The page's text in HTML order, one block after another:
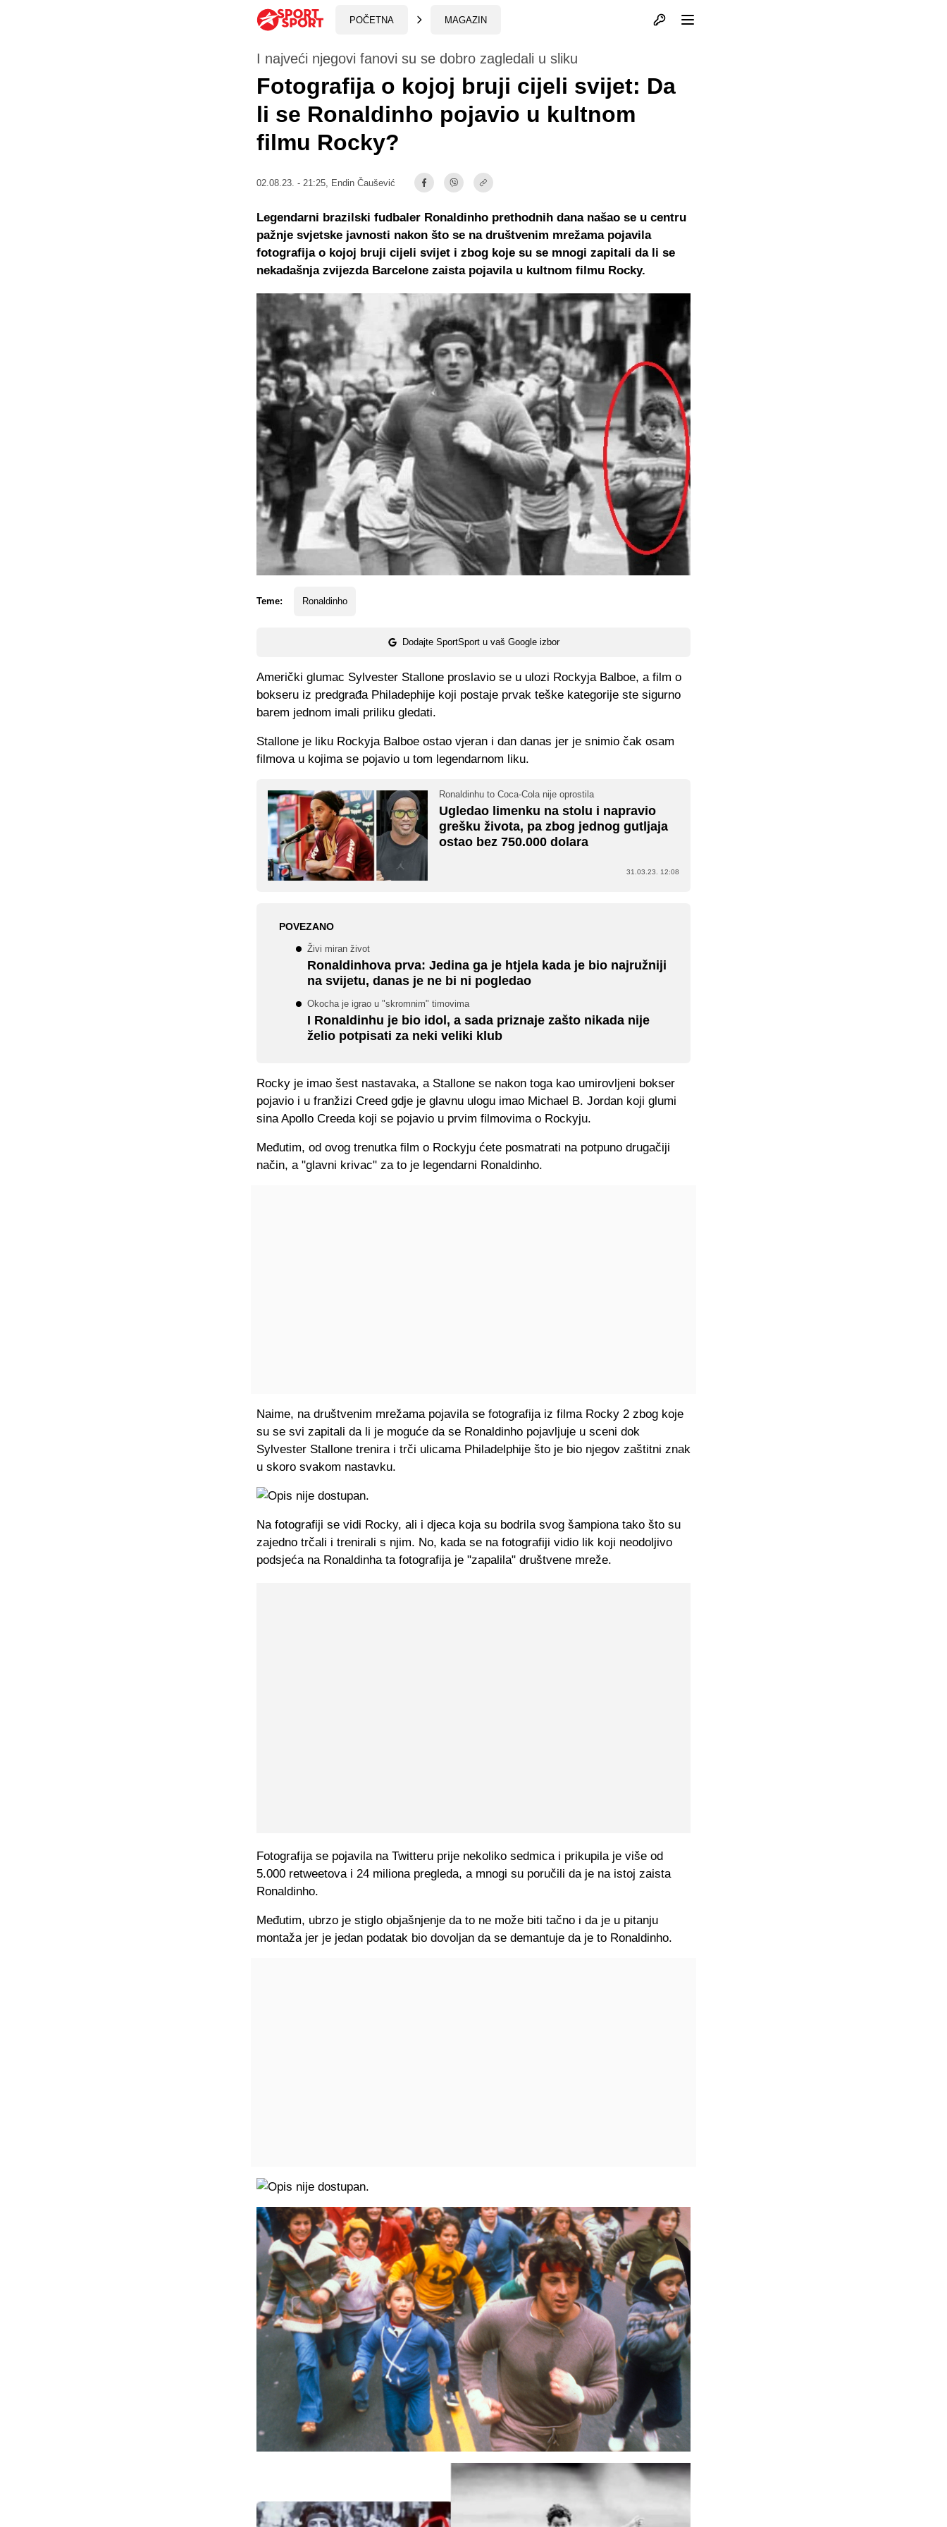
POČETNA MAGAZIN Otvori profil
I najveći njegovi fanovi su se dobro zagledali u sliku
Fotografija o kojoj bruji cijeli svijet: Da
li se Ronaldinho pojavio u kultnom
filmu Rocky?
02.08.23. - 21:25, Endin Čaušević
Teme: Ronaldinho
Dodajte SportSport u vaš Google izbor
Legendarni brazilski fudbaler Ronaldinho prethodnih dana našao se u centru
pažnje svjetske javnosti nakon što se na društvenim mrežama pojavila
fotografija o kojoj bruji cijeli svijet i zbog koje su se mnogi zapitali da li se
nekadašnja zvijezda Barcelone zaista pojavila u kultnom filmu Rocky.
Američki glumac Sylvester Stallone proslavio se u ulozi Rockyja Balboe, a film o
bokseru iz predgrađa Philadephije koji postaje prvak teške kategorije ste sigurno
barem jednom imali priliku gledati.
Stallone je liku Rockyja Balboe ostao vjeran i dan danas jer je snimio čak osam
filmova u kojima se pojavio u tom legendarnom liku.
Ronaldinhu to Coca-Cola nije oprostila
Ugledao limenku na stolu i napravio
grešku života, pa zbog jednog gutljaja
ostao bez 750.000 dolara
31.03.23. 12:08
POVEZANO
Živi miran život
Ronaldinhova prva: Jedina ga je htjela kada je bio najružniji
na svijetu, danas je ne bi ni pogledao
Okocha je igrao u "skromnim" timovima
I Ronaldinhu je bio idol, a sada priznaje zašto nikada nije
želio potpisati za neki veliki klub
Rocky je imao šest nastavaka, a Stallone se nakon toga kao umirovljeni bokser
pojavio i u franžizi Creed gdje je glavnu ulogu imao Michael B. Jordan koji glumi
sina Apollo Creeda koji se pojavio u prvim filmovima o Rockyju.
Međutim, od ovog trenutka film o Rockyju ćete posmatrati na potpuno drugačiji
način, a "glavni krivac" za to je legendarni Ronaldinho.
Naime, na društvenim mrežama pojavila se fotografija iz filma Rocky 2 zbog koje
su se svi zapitali da li je moguće da se Ronaldinho pojavljuje u sceni dok
Sylvester Stallone trenira i trči ulicama Philadelphije što je bio njegov zaštitni znak
u skoro svakom nastavku.
Na fotografiji se vidi Rocky, ali i djeca koja su bodrila svog šampiona tako što su
zajedno trčali i trenirali s njim. No, kada se na fotografiji vidio lik koji neodoljivo
podsjeća na Ronaldinha ta fotografija je "zapalila" društvene mreže.
Fotografija se pojavila na Twitteru prije nekoliko sedmica i prikupila je više od
5.000 retweetova i 24 miliona pregleda, a mnogi su poručili da je na istoj zaista
Ronaldinho.
Međutim, ubrzo je stiglo objašnjenje da to ne može biti tačno i da je u pitanju
montaža jer je jedan podatak bio dovoljan da se demantuje da je to Ronaldinho.